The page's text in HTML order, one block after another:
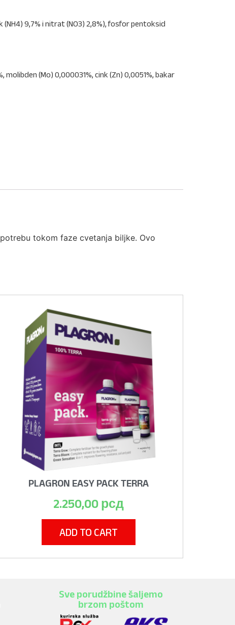
(NH4) 9,7% i nitrat (NO3) 2,8%), fosfor pentoksid
molibden (Mo) 0,000031%, cink (Zn) 0,0051%, bakar
tokom faze cvetanja biljke. Ovo
PLAGRON EASY PACK TERRA
2.250,00 рсд
ADD TO CART
Sve porudžbine šaljemo
brzom poštom